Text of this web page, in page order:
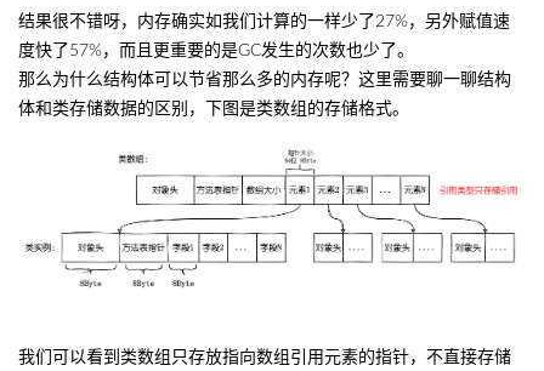
结果很不错呀，内存确实如我们计算的一样少了27%，另外赋值速
度快了57%，而且更重要的是GC发生的次数也少了。
那么为什么结构体可以节省那么多的内存呢？这里需要聊一聊结构
体和类存储数据的区别，下图是类数组的存储格式。
我们可以看到类数组只存放指向数组引用元素的指针，不直接存储